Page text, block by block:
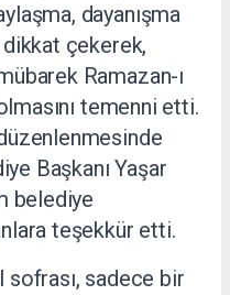
dayanışma
dikkat çekerek,
Ramazan-ı
temenni etti.
Başkanı Yaşar
belediye
teşekkür etti.
sofrası, sadece bir